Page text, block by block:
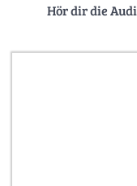
Hör dir die